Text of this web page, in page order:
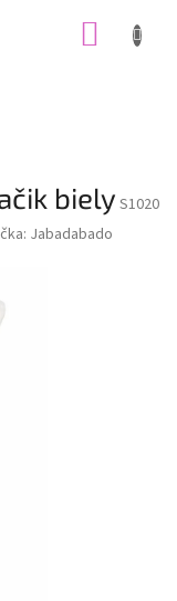
biely S1020
Jabadabado